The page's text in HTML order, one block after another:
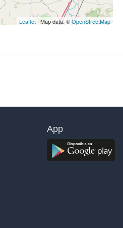
Leaflet | Map data: ©OpenStreetMap
App